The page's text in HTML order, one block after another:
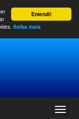
Entendi!
Saiba mais